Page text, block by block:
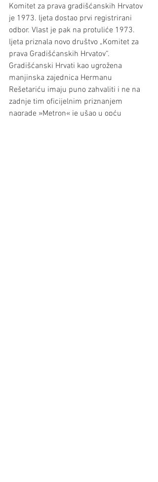
Komitet za prava gradišćanskih Hrvatov
je 1973. ljeta dostao prvi registrirani
odbor. Vlast je pak na protuliće 1973.
ljeta priznala novo društvo „Komitet za
prava Gradišćanskih Hrvatov“.
Gradišćanski Hrvati kao ugrožena
manjinska zajednica Hermanu
Rešetariću imaju puno zahvaliti i ne na
zadnje tim oficijelnim priznanjem
nagrade »Metron« je ušao u opću